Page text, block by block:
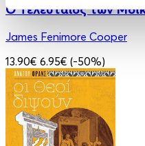
Ο Τελευταίος των
James Fenimore Cooper
13.90€ 6.95€ (-50%)